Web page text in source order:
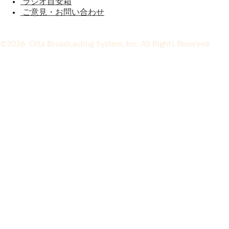
ご意見・お問い合わせ
©2026 Oita Broadcasting System, Inc. All Rights Reserved.